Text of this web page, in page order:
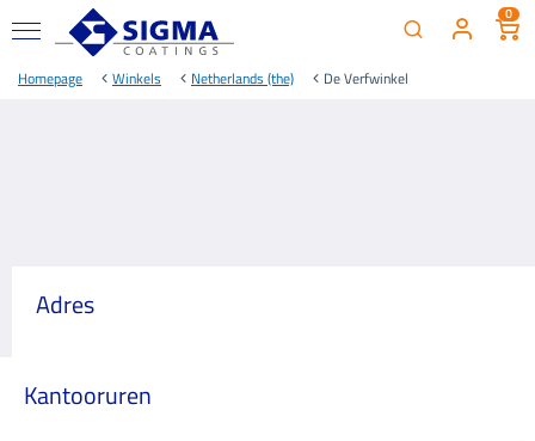
0
Homepage Winkels Netherlands (the) De Verfwinkel
Adres
Kantooruren